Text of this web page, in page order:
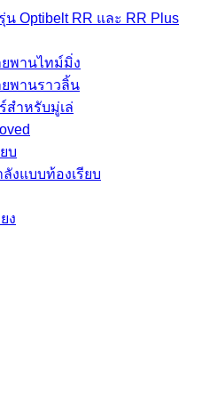
Optibelt RR และ RR Plus
พานไทม์มิ่ง
พานราวลิ้น
สำหรับมู่เล่
บ
งแบบท้องเรียบ
ง